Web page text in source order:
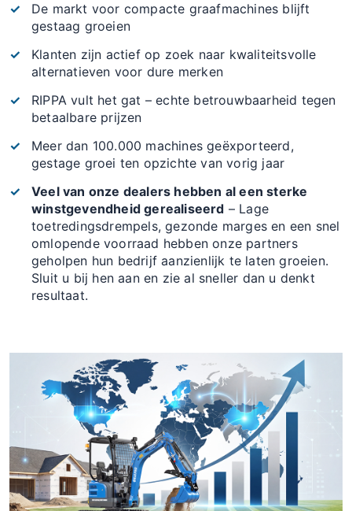
De markt voor compacte graafmachines blijft
gestaag groeien
Klanten zijn actief op zoek naar kwaliteitsvolle
alternatieven voor dure merken
RIPPA vult het gat – echte betrouwbaarheid tegen
betaalbare prijzen
Meer dan 100.000 machines geëxporteerd,
gestage groei ten opzichte van vorig jaar
Veel van onze dealers hebben al een sterke
winstgevendheid gerealiseerd – Lage
toetredingsdrempels, gezonde marges en een snel
omlopende voorraad hebben onze partners
geholpen hun bedrijf aanzienlijk te laten groeien.
Sluit u bij hen aan en zie al sneller dan u denkt
resultaat.